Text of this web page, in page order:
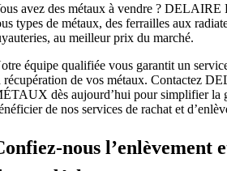
avez des métaux à vendre ?
types de métaux, des ferrailles aux
au meilleur prix du marché.
équipe qualifiée vous garantit un
récupération de vos métaux. Contactez
dès aujourd’hui pour simplifier la
de nos services de rachat et
nous l’enlèvement